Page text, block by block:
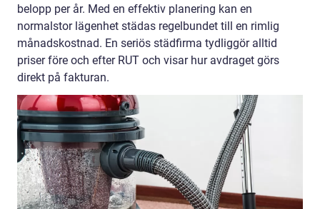
belopp per år. Med en effektiv planering kan en
normalstor lägenhet städas regelbundet till en rimlig
månadskostnad. En seriös städfirma tydliggör alltid
priser före och efter RUT och visar hur avdraget görs
direkt på fakturan.